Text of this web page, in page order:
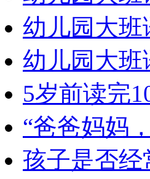
幼儿园大班
幼儿园大班
5岁前读完
“爸爸妈妈
孩子是否